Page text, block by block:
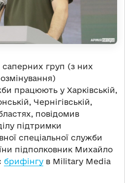
саперних груп (з них
працюють у Харківській,
Чернігівській,
повідомив
підтримки
спеціальної служби
підполковник Михайло
брифінгу в Military Media